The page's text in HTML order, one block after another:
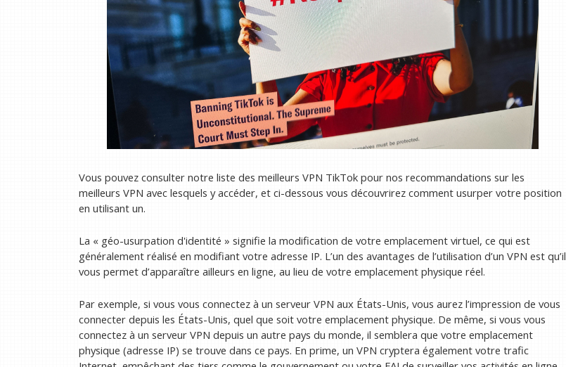
Vous pouvez consulter notre liste des meilleurs VPN TikTok pour nos recommandations sur les
meilleurs VPN avec lesquels y accéder, et ci-dessous vous découvrirez comment usurper votre position
en utilisant un.
La « géo-usurpation d'identité » signifie la modification de votre emplacement virtuel, ce qui est
généralement réalisé en modifiant votre adresse IP. L’un des avantages de l’utilisation d’un VPN est qu’il
vous permet d’apparaître ailleurs en ligne, au lieu de votre emplacement physique réel.
Par exemple, si vous vous connectez à un serveur VPN aux États-Unis, vous aurez l’impression de vous
connecter depuis les États-Unis, quel que soit votre emplacement physique. De même, si vous vous
connectez à un serveur VPN depuis un autre pays du monde, il semblera que votre emplacement
physique (adresse IP) se trouve dans ce pays. En prime, un VPN cryptera également votre trafic